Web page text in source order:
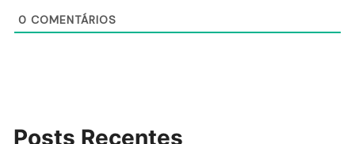
0 COMENTÁRIOS
Posts Recentes